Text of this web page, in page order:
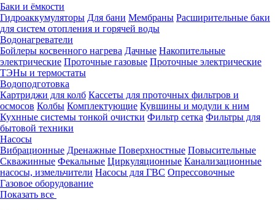
Баки и ёмкости
Гидроаккумуляторы Для бани Мембраны Расширительные баки
для систем отопления и горячей воды
Водонагреватели
Бойлеры косвенного нагрева Дачные Накопительные
электрические Проточные газовые Проточные электрические
ТЭНы и термостаты
Водоподготовка
Картриджи для колб Кассеты для проточных фильтров и
осмосов Колбы Комплектующие Кувшины и модули к ним
Кухнные системы тонкой очистки Фильтр сетка Фильтры для
бытовой техники
Насосы
Вибрационные Дренажные Поверхностные Повысительные
Скважинные Фекальные Циркуляционные Канализационные
насосы, измельчители Насосы для ГВС Опрессовочные
Газовое оборудование
Показать все